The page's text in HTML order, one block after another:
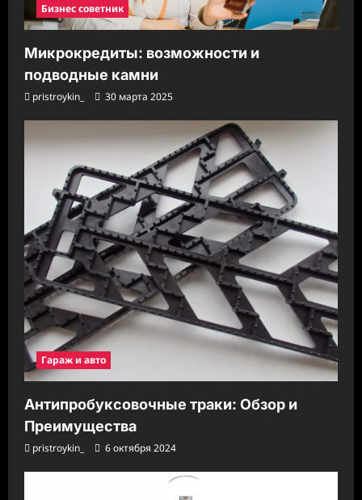
Бизнес советник
Микрокредиты: возможности и
подводные камни
pristroykin_ 30 марта 2025
Гараж и авто
Антипробуксовочные траки: Обзор и
Преимущества
pristroykin_ 6 октября 2024